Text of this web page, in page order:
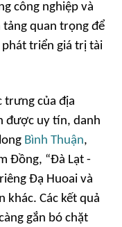
công nghiệp và
tảng quan trọng để
triển giá trị tài
trưng của địa
được uy tín, danh
Bình Thuận,
Đồng, “Đà Lạt -
Đạ Huoai và
khác. Các kết quả
gắn bó chặt